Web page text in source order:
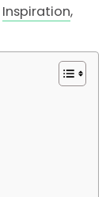
Inspiration,